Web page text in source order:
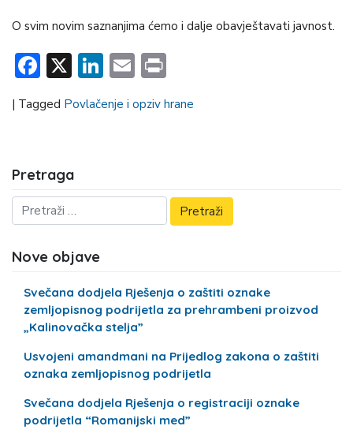
O svim novim saznanjima ćemo i dalje obavještavati javnost.
Facebook
X LinkedIn
Email
| Tagged Povlačenje i opziv hrane
Pretraga
Nove objave
Svečana dodjela Rješenja o zaštiti oznake
zemljopisnog podrijetla za prehrambeni proizvod
„Kalinovačka stelja”
Usvojeni amandmani na Prijedlog zakona o zaštiti
oznaka zemljopisnog podrijetla
Svečana dodjela Rješenja o registraciji oznake
podrijetla “Romanijski med”